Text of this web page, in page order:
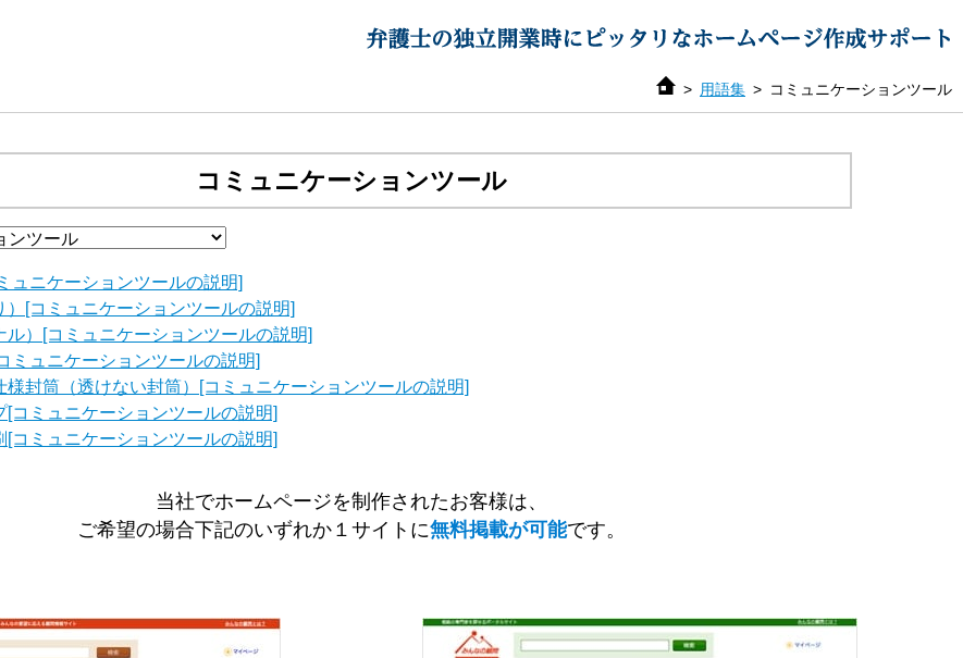
用語集 コミュニケーションツール
コミュニケーションツール
ュニケーションツールの説明]
）[コミュニケーションツールの説明]
ル）[コミュニケーションツールの説明]
ミュニケーションツールの説明]
様封筒（透けない封筒）[コミュニケーションツールの説明]
[コミュニケーションツールの説明]
[コミュニケーションツールの説明]
当社でホームページを制作されたお客様は、
ご希望の場合下記のいずれか１サイトに無料掲載が可能です。